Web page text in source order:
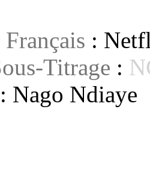
:
Titrage :
: Nago Ndiaye